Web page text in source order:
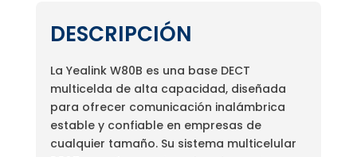
DESCRIPCIÓN
La Yealink W80B es una base DECT
multicelda de alta capacidad, diseñada
para ofrecer comunicación inalámbrica
estable y confiable en empresas de
cualquier tamaño. Su sistema multicelular